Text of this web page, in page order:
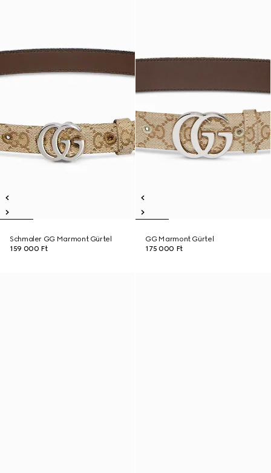
Schmaler GG Marmont Gürtel
159 000 Ft
GG Marmont Gürtel
175 000 Ft